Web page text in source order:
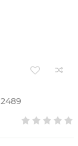
2489